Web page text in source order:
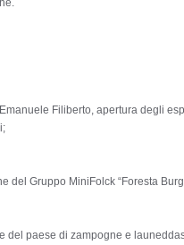
Filiberto, apertura degli
del Gruppo MiniFolck “Foresta
del paese di zampogne e